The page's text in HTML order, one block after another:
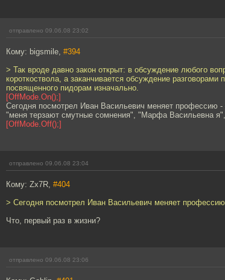
отправлено 09.06.08 23:02
Кому: bigsmile, #394
> Так вроде давно закон открыт: в обсуждение любого
короткоствола, а заканчивается обсуждение
посвященного пидорам изначально.
[OffMode.On();]
Сегодня посмотрел Иван Васильевич меняет профессию
"меня терзают смутные сомнения", "Марфа Васильевна
[OffMode.Off();]
отправлено 09.06.08 23:04
Кому: Zx7R, #404
> Сегодня посмотрел Иван Васильевич меняет профессию
Что, первый раз в жизни?
отправлено 09.06.08 23:06